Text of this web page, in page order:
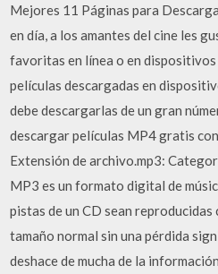
Mejores 11 Páginas para
en día, a los amantes del cine les
favoritas en línea o en
películas descargadas en
debe descargarlas de un gran
descargar películas MP4 gratis
Extensión de archivo.mp3:
MP3 es un formato digital de
pistas de un CD sean reproducidas
tamaño normal sin una pérdida
deshace de mucha de la